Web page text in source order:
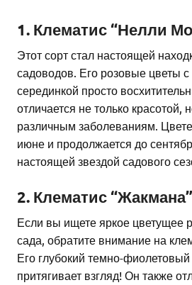
1. Клематис “Нелли
Этот сорт стал настоящей
садоводов. Его розовые цветы
серединкой просто
отличается не только красотой,
различным заболеваниям.
июне и продолжается до
настоящей звездой садового
2. Клематис “Жакмана”
Если вы ищете яркое цветущее
сада, обратите внимание на
Его глубокий темно-фиолетовый
притягивает взгляд! Он также